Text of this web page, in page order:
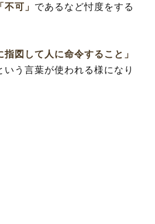
「不可」 であるなど忖度をする
指図して人に命令すること」
いう言葉が使われる様になり